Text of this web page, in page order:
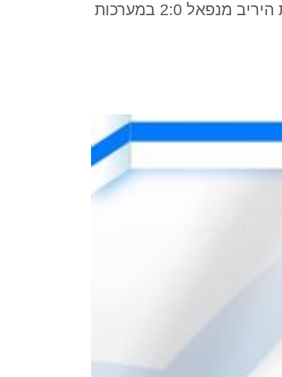
הגמר הפסידה למארי איב גאייה הצרפתייה וסיימה את דרכה בתחרות האישית בפריז 2024. בדמינטון – מישה זילברמן ניצח את היריב מנפאל 2:0 במערכות